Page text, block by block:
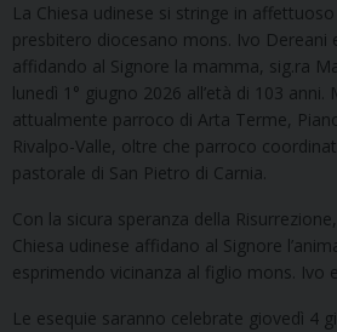
La Chiesa udinese si stringe in
presbitero diocesano mons. Ivo Dereani
affidando al Signore la mamma, sig.ra
lunedì 1° giugno 2026 all’età di 103 anni.
attualmente parroco di Arta Terme,
Rivalpo-Valle, oltre che parroco
pastorale di San Pietro di Carnia.
Con la sicura speranza della
Chiesa udinese affidano al Signore
esprimendo vicinanza al figlio mons. Ivo
Le esequie saranno celebrate giovedì 4